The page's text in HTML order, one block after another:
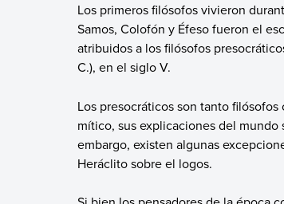
Los primeros filósofos vivieron
Samos, Colofón y Éfeso fueron el
atribuidos a los filósofos
C.), en el siglo V.
Los presocráticos son tanto
mítico, sus explicaciones del
embargo, existen algunas
Heráclito sobre el logos.